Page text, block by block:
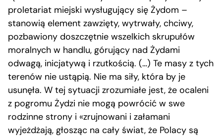
proletariat miejski wysługujący się Żydom –
stanowią element zawzięty, wytrwały, chciwy,
pozbawiony doszczętnie wszelkich skrupułów
moralnych w handlu, górujący nad Żydami
odwagą, inicjatywą i rzutkością. (…) Te masy z tych
terenów nie ustąpią. Nie ma siły, która by je
usunęła. W tej sytuacji zrozumiałe jest, że ocaleni
z pogromu Żydzi nie mogą powrócić w swe
rodzinne strony i «zrujnowani i załamani
wyjeżdżają, głosząc na cały świat, że Polacy są